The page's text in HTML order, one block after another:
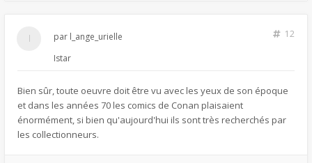
12
par l_ange_urielle
Istar
Bien sûr, toute oeuvre doit être vu avec les yeux de son époque
et dans les années 70 les comics de Conan plaisaient
énormément, si bien qu'aujourd'hui ils sont très recherchés par
les collectionneurs.